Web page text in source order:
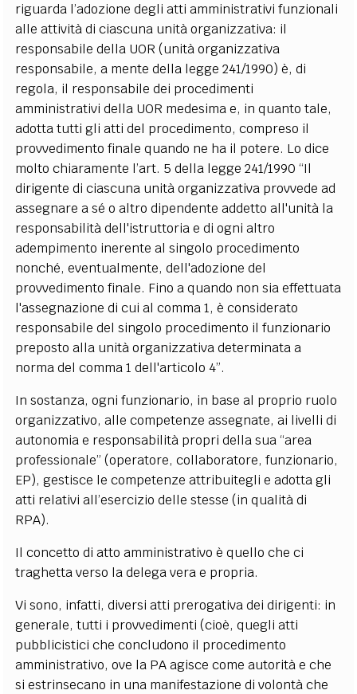
riguarda l’adozione degli atti amministrativi funzionali
alle attività di ciascuna unità organizzativa: il
responsabile della UOR (unità organizzativa
responsabile, a mente della legge 241/1990) è, di
regola, il responsabile dei procedimenti
amministrativi della UOR medesima e, in quanto tale,
adotta tutti gli atti del procedimento, compreso il
provvedimento finale quando ne ha il potere. Lo dice
molto chiaramente l’art. 5 della legge 241/1990 “Il
dirigente di ciascuna unità organizzativa provvede ad
assegnare a sé o altro dipendente addetto all'unità la
responsabilità dell'istruttoria e di ogni altro
adempimento inerente al singolo procedimento
nonché, eventualmente, dell'adozione del
provvedimento finale. Fino a quando non sia effettuata
l'assegnazione di cui al comma 1, è considerato
responsabile del singolo procedimento il funzionario
preposto alla unità organizzativa determinata a
norma del comma 1 dell'articolo 4”.
In sostanza, ogni funzionario, in base al proprio ruolo
organizzativo, alle competenze assegnate, ai livelli di
autonomia e responsabilità propri della sua “area
professionale” (operatore, collaboratore, funzionario,
EP), gestisce le competenze attribuitegli e adotta gli
atti relativi all’esercizio delle stesse (in qualità di
RPA).
Il concetto di atto amministrativo è quello che ci
traghetta verso la delega vera e propria.
Vi sono, infatti, diversi atti prerogativa dei dirigenti: in
generale, tutti i provvedimenti (cioè, quegli atti
pubblicistici che concludono il procedimento
amministrativo, ove la PA agisce come autorità e che
si estrinsecano in una manifestazione di volontà che